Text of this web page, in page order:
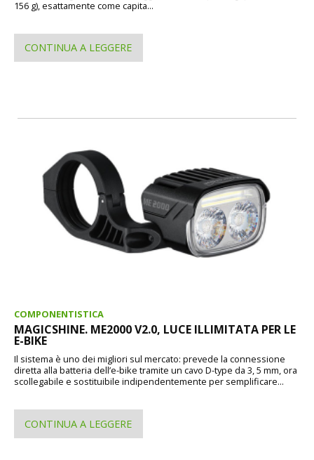
156 g), esattamente come capita...
CONTINUA A LEGGERE
COMPONENTISTICA
MAGICSHINE. ME2000 V2.0, LUCE ILLIMITATA PER LE
E-BIKE
Il sistema è uno dei migliori sul mercato: prevede la connessione
diretta alla batteria dell’e-bike tramite un cavo D-type da 3, 5 mm, ora
scollegabile e sostituibile indipendentemente per semplificare...
CONTINUA A LEGGERE